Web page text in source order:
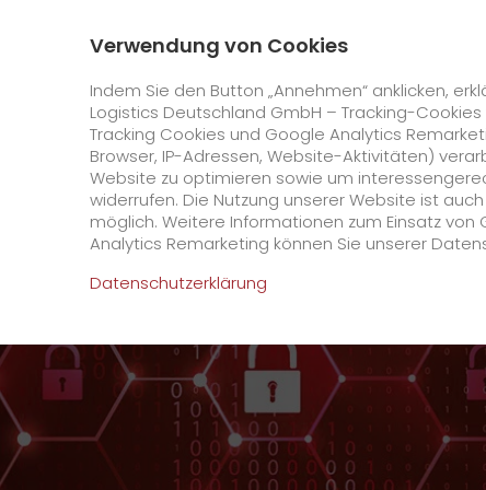
GO! Courier GO!
Online Services
GO! Kundenportal
>
App
Downloads
Startseite Unternehmen Stationen
Verwendung von Cookies
Indem Sie den Button „Annehmen“ anklicken,
Logistics Deutschland GmbH – Tracking-
Tracking Cookies und Google Analytics
Browser, IP-Adressen, Website-Aktivitäten)
Website zu optimieren sowie um
widerrufen. Die Nutzung unserer Website ist
möglich. Weitere Informationen zum Einsatz
Analytics Remarketing können Sie unserer
Datenschutzerklärung